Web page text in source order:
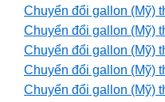
Chuyển đổi gallon (Mỹ)
Chuyển đổi gallon (Mỹ)
Chuyển đổi gallon (Mỹ)
Chuyển đổi gallon (Mỹ)
Chuyển đổi gallon (Mỹ)